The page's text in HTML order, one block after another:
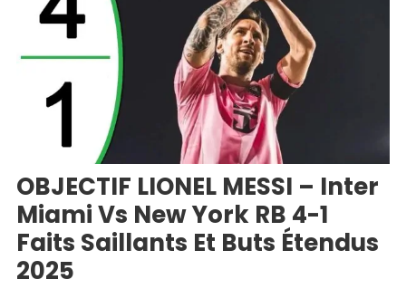
OBJECTIF LIONEL MESSI – Inter
Miami Vs New York RB 4-1
Faits Saillants Et Buts Étendus
2025